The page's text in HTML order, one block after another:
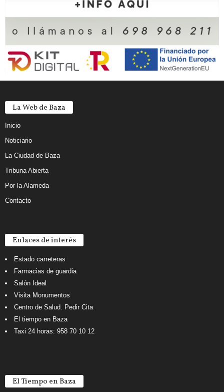
La Web de Baza
Inicio
Noticiario
La Ciudad de Baza
Tribuna Abierta
Por la Alameda
Contacto
Enlaces de interés
Estado carreteras
Farmacias de guardia
Salón Ideal
Visita Monumentos
Centro de Salud. Pedir Cita
El tiempo en Baza
Taxi 24 horas: 958 70 10 12
El Tiempo en Baza